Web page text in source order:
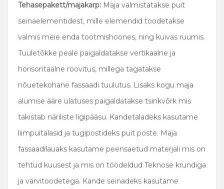
Tehasepakett/majakarp: Maja valmistatakse puit
seinaelementidest, mille elemendid toodetakse
valmis meie enda tootmishoones, ning kuivas ruumis.
Tuuletõkke peale paigaldatakse vertikaalne ja
horisontaalne roovitus, millega tagatakse
nõuetekohane fassaadi tuulutus. Lisaks kogu maja
alumise ääre ulatuses paigaldatakse tsinkvõrk mis
takistab näriliste ligipääsu. Kandetaladeks kasutame
liimpuitalasid ja tugipostideks puit poste. Maja
fassaadilauaks kasutame peensaetud materjali mis on
tehtud kuusest ja mis on töödeldud Teknose krundiga
ja värvitoodetega. Kande seinadeks kasutame